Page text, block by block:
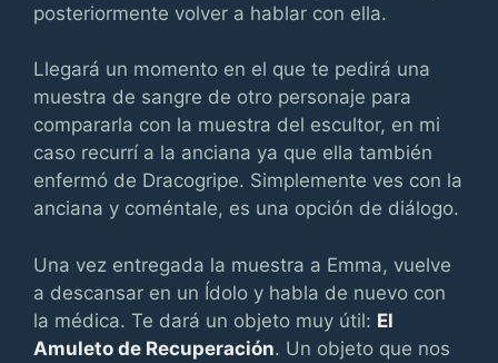
posteriormente volver a hablar con ella.
Llegará un momento en el que te pedirá una
muestra de sangre de otro personaje para
compararla con la muestra del escultor, en mi
caso recurrí a la anciana ya que ella también
enfermó de Dracogripe. Simplemente ves con la
anciana y coméntale, es una opción de diálogo.
Una vez entregada la muestra a Emma, vuelve
a descansar en un Ídolo y habla de nuevo con
la médica. Te dará un objeto muy útil: El
Amuleto de Recuperación. Un objeto que nos